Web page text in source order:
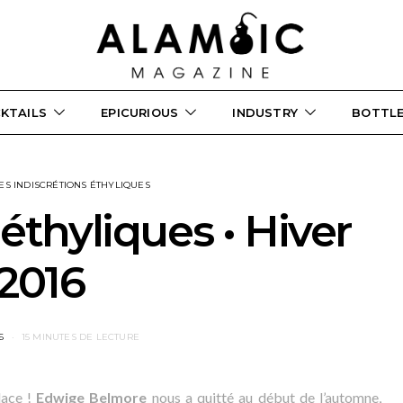
EPICURIOUS INDUSTRY
INDISCRÉTIONS ÉTHYLIQUES
• Hiver
15 MINUTES DE LECTURE
! Edwige Belmore nous a quitté au début de l’automne,